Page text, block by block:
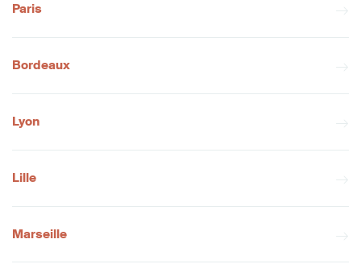
Paris
Bordeaux
Lyon
Lille
Marseille